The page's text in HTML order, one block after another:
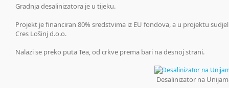
Gradnja desalinizatora je u tijeku.
Projekt je financiran 80% sredstvima iz EU fondova, a u projektu
Cres Lošinj d.o.o.
Nalazi se preko puta Tea, od crkve prema bari na desnoj strani.
Desalinizator na